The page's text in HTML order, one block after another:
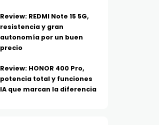
Review: REDMI Note 15 5G,
resistencia y gran
autonomía por un buen
precio
Review: HONOR 400 Pro,
potencia total y funciones
IA que marcan la diferencia